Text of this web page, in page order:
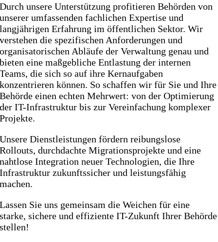
Durch unsere Unterstützung profitieren Behörden von
unserer umfassenden fachlichen Expertise und
langjährigen Erfahrung im öffentlichen Sektor. Wir
verstehen die spezifischen Anforderungen und
organisatorischen Abläufe der Verwaltung genau und
bieten eine maßgebliche Entlastung der internen
Teams, die sich so auf ihre Kernaufgaben
konzentrieren können. So schaffen wir für Sie und Ihre
Behörde einen echten Mehrwert: von der Optimierung
der IT-Infrastruktur bis zur Vereinfachung komplexer
Projekte.
Unsere Dienstleistungen fördern reibungslose
Rollouts, durchdachte Migrationsprojekte und eine
nahtlose Integration neuer Technologien, die Ihre
Infrastruktur zukunftssicher und leistungsfähig
machen.
Lassen Sie uns gemeinsam die Weichen für eine
starke, sichere und effiziente IT-Zukunft Ihrer Behörde
stellen!